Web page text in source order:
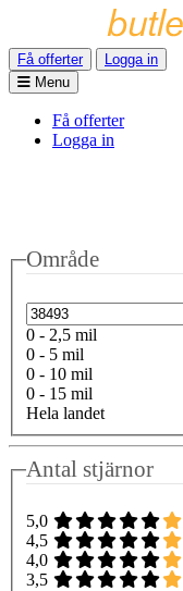
Få offerter
Logga in
Menu
Få offerter
Logga in
Område
0 - 2,5 mil
0 - 5 mil
0 - 10 mil
0 - 15 mil
Hela landet
Antal stjärnor
5,0
4,5
4,0
3,5